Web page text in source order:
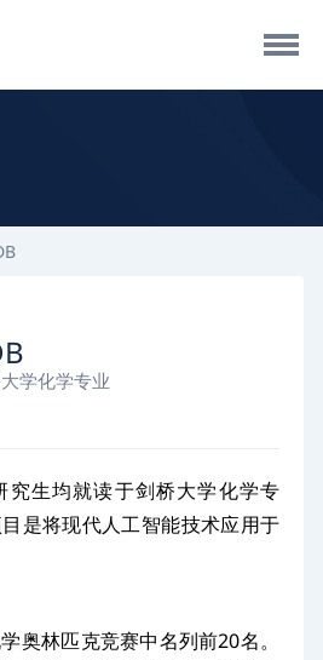
学化学专业
究生均就读于剑桥大学化学专
是将现代人工智能技术应用于
奥林匹克竞赛中名列前20名。